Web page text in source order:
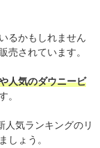
るかもしれません
売されています。
人気のダウニービ
。
人気ランキングのリ
しょう。